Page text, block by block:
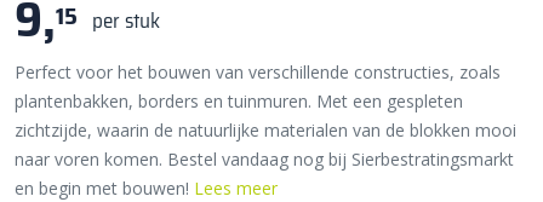
9,15 per stuk
Perfect voor het bouwen van verschillende constructies, zoals
plantenbakken, borders en tuinmuren. Met een gespleten
zichtzijde, waarin de natuurlijke materialen van de blokken mooi
naar voren komen. Bestel vandaag nog bij Sierbestratingsmarkt
en begin met bouwen! Lees meer